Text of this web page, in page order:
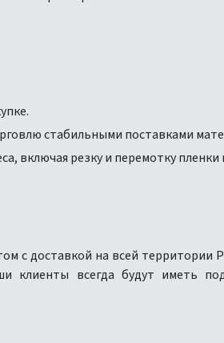
стабильными поставками
включая резку и перемотку пленки
с доставкой на всей территории
клиенты всегда будут иметь